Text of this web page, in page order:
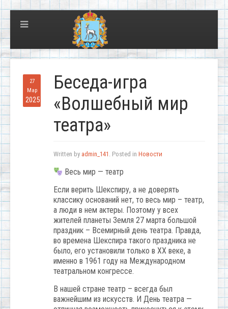
27
Мар
2025
Беседа-игра
«Волшебный мир
театра»
Written by admin_141 . Posted in Новости
Весь мир — театр
Если верить Шекспиру, а не доверять
классику оснований нет, то весь мир – театр,
а люди в нем актеры. Поэтому у всех
жителей планеты Земля 27 марта большой
праздник – Всемирный день театра. Правда,
во времена Шекспира такого праздника не
было, его установили только в ХХ веке, а
именно в 1961 году на Международном
театральном конгрессе.
В нашей стране театр – всегда был
важнейшим из искусств. И День театра —